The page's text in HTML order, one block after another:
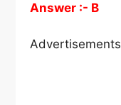
Answer :- B
Advertisements